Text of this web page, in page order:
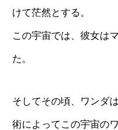
けて茫然とする。
この宇宙では、彼女は
た。
そしてその頃、ワンダ
術によってこの宇宙の